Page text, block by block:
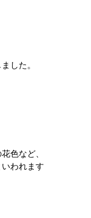
した。
色など、
われます